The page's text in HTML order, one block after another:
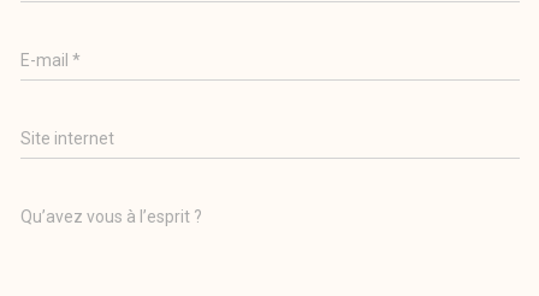
E-mail*
Site internet
Qu’avez vous à l’esprit ?